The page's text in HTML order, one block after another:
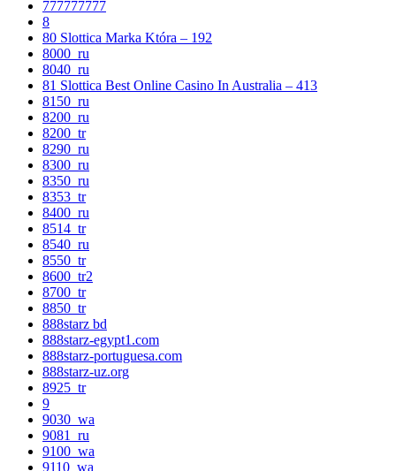
777777777
8
80 Slottica Marka Która – 192
8000_ru
8040_ru
81 Slottica Best Online Casino In Australia – 413
8150_ru
8200_ru
8200_tr
8290_ru
8300_ru
8350_ru
8353_tr
8400_ru
8514_tr
8540_ru
8550_tr
8600_tr2
8700_tr
8850_tr
888starz bd
888starz-egypt1.com
888starz-portuguesa.com
888starz-uz.org
8925_tr
9
9030_wa
9081_ru
9100_wa
9110_wa